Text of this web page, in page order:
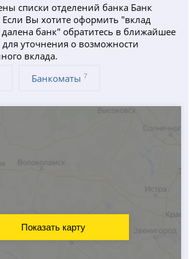
списки отделений банка Банк
Если Вы хотите оформить "вклад
банк" обратитесь в ближайшее
уточнения о возможности
вклада.
Банкоматы7
Показать карту